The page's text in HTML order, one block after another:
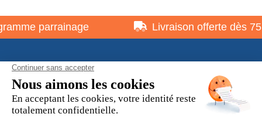
parrainage Livraison offerte dès 75 €
À propos
Informations pratiques